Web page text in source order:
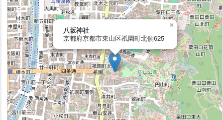
八坂神社
京都府京都市東山区祇園町北側625
×